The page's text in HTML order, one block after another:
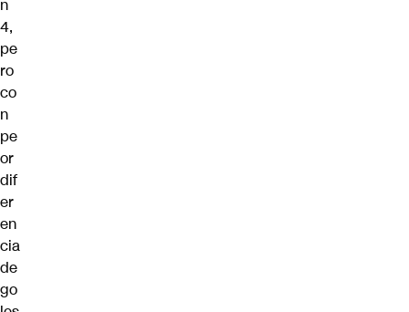
n
4,
pe
ro
co
n
pe
or
dif
er
en
cia
de
go